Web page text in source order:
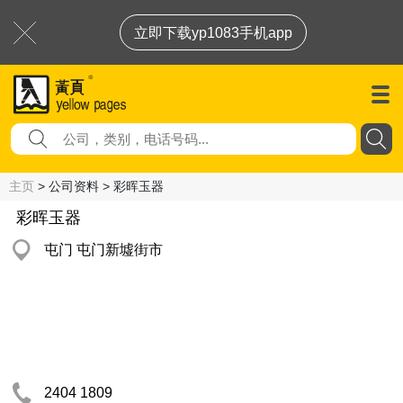
立即下载yp1083手机app
主页 > 公司资料 > 彩晖玉器
彩晖玉器
屯门 屯门新墟街市
2404 1809